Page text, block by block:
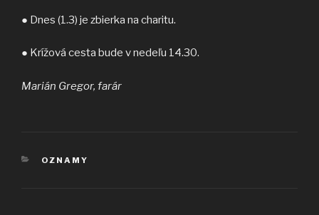
● Dnes (1.3) je zbierka na charitu.
● Krížová cesta bude v nedeľu 14.30.
Marián Gregor, farár
KATEGÓRIE
OZNAMY